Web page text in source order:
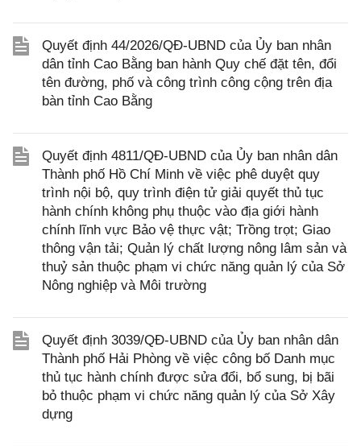
Quyết định 44/2026/QĐ-UBND của Ủy ban nhân
dân tỉnh Cao Bằng ban hành Quy chế đặt tên, đổi
tên đường, phố và công trình công cộng trên địa
bàn tỉnh Cao Bằng
Quyết định 4811/QĐ-UBND của Ủy ban nhân dân
Thành phố Hồ Chí Minh về việc phê duyệt quy
trình nội bộ, quy trình điện tử giải quyết thủ tục
hành chính không phụ thuộc vào địa giới hành
chính lĩnh vực Bảo vệ thực vật; Trồng trọt; Giao
thông vận tải; Quản lý chất lượng nông lâm sản và
thuỷ sản thuộc phạm vi chức năng quản lý của Sở
Nông nghiệp và Môi trường
Quyết định 3039/QĐ-UBND của Ủy ban nhân dân
Thành phố Hải Phòng về việc công bố Danh mục
thủ tục hành chính được sửa đổi, bổ sung, bị bãi
bỏ thuộc phạm vi chức năng quản lý của Sở Xây
dựng